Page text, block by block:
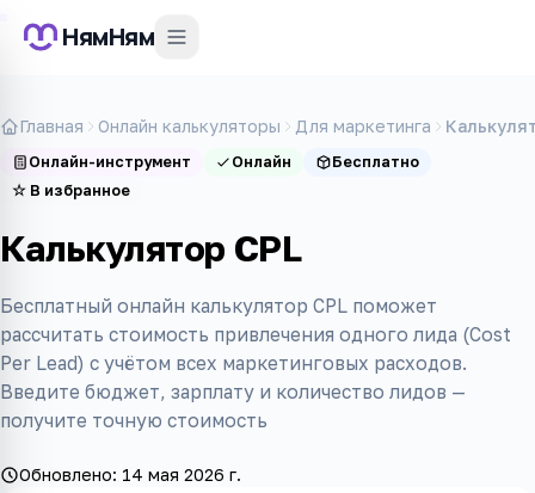
НямНям
Главная Онлайн калькуляторы Для маркетинга
Онлайн-инструмент Онлайн
Бесплатно
☆ В избранное
Калькулятор CPL
Бесплатный онлайн калькулятор CPL поможет
рассчитать стоимость привлечения одного лида (Cost
Per Lead) с учётом всех маркетинговых расходов.
Введите бюджет, зарплату и количество лидов —
получите точную стоимость
Обновлено: 14 мая 2026 г.